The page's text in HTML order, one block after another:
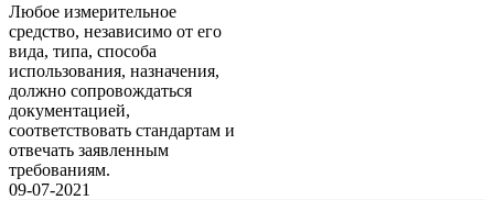
Любое измерительное
средство, независимо от его
вида, типа, способа
использования, назначения,
должно сопровождаться
документацией,
соответствовать стандартам и
отвечать заявленным
требованиям.
09-07-2021